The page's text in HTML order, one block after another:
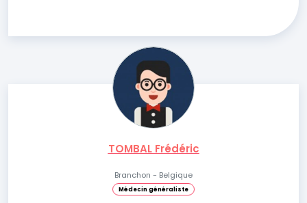
TOMBAL Frédéric
Branchon - Belgique
Médecin généraliste